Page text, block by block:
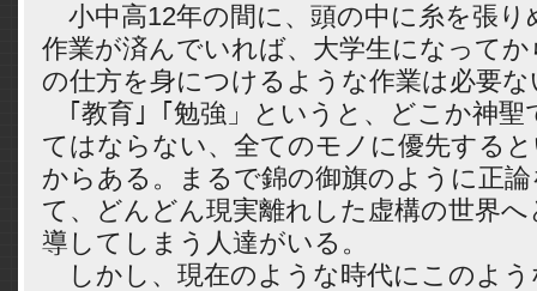
小中高12年の間に、頭の中に糸を張り
作業が済んでいれば、大学生になって
の仕方を身につけるような作業は必要
｢教育｣「勉強」というと、どこか神聖
てはならない、全てのモノに優先する
からある。まるで錦の御旗のように正
て、どんどん現実離れした虚構の世界
導してしまう人達がいる。
しかし、現在のような時代にこのよ